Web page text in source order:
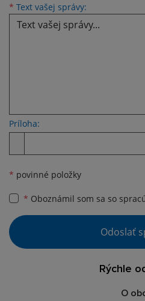
* Text vašej správy:
Príloha:
* povinné položky
* Oboznámil som sa so
Google reCaptcha Response
Odoslať
Rýchle
O